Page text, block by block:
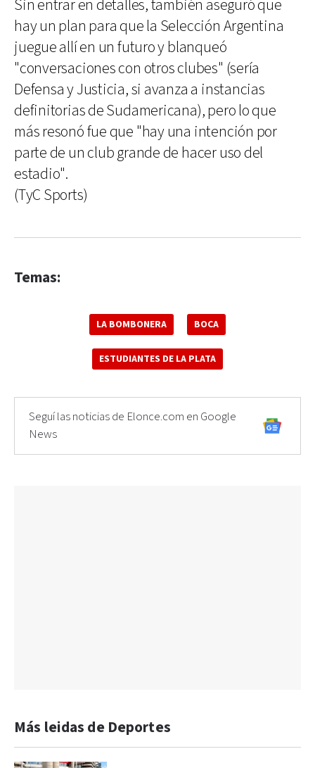
Sin entrar en detalles, también aseguró que
hay un plan para que la Selección Argentina
juegue allí en un futuro y blanqueó
"conversaciones con otros clubes" (sería
Defensa y Justicia, si avanza a instancias
definitorias de Sudamericana), pero lo que
más resonó fue que "hay una intención por
parte de un club grande de hacer uso del
estadio".
(TyC Sports)
Temas:
LA BOMBONERA BOCA
ESTUDIANTES DE LA PLATA
Seguí las noticias de Elonce.com en Google
News
Más leidas de Deportes